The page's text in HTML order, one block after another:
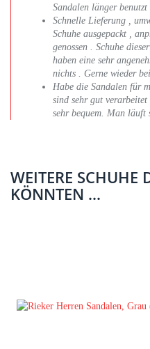
Sandalen länger benutzt
Schnelle Lieferung ,
Schuhe ausgepackt ,
genossen . Schuhe
haben eine sehr
nichts . Gerne wieder
Habe die Sandalen für
sind sehr gut verarbeitet
sehr bequem. Man
WEITERE SCHUHE
KÖNNTEN ...